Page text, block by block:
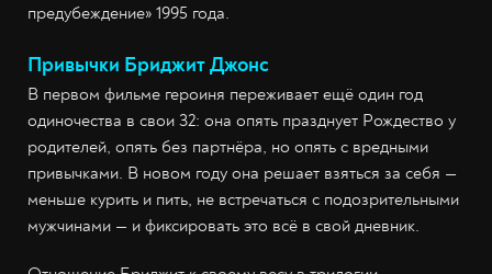
предубеждение» 1995 года.
Привычки Бриджит Джонс
В первом фильме героиня переживает ещё один год
одиночества в свои 32: она опять празднует Рождество у
родителей, опять без партнёра, но опять с вредными
привычками. В новом году она решает взяться за себя —
меньше курить и пить, не встречаться с подозрительными
мужчинами — и фиксировать это всё в свой дневник.